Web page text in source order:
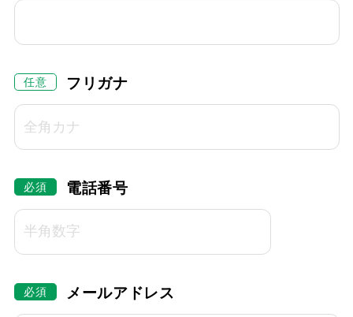
フリガナ
電話番号
メールアドレス